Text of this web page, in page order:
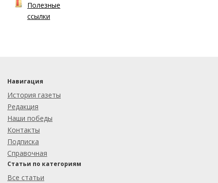
Полезные
ссылки
Навигация
История газеты
Редакция
Наши победы
Контакты
Подписка
Справочная
Статьи по категориям
Все статьи